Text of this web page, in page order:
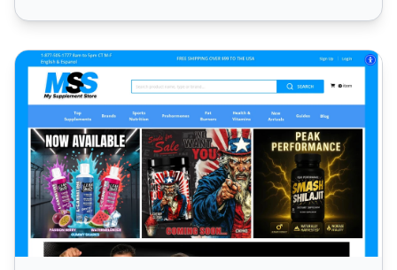
Programme d'affiliation My Supplement Store